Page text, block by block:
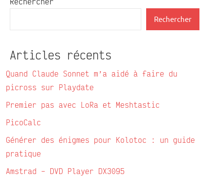
Rechercher
Articles récents
Quand Claude Sonnet m’a aidé à faire du
picross sur Playdate
Premier pas avec LoRa et Meshtastic
PicoCalc
Générer des énigmes pour Kolotoc : un guide
pratique
Amstrad – DVD Player DX3095